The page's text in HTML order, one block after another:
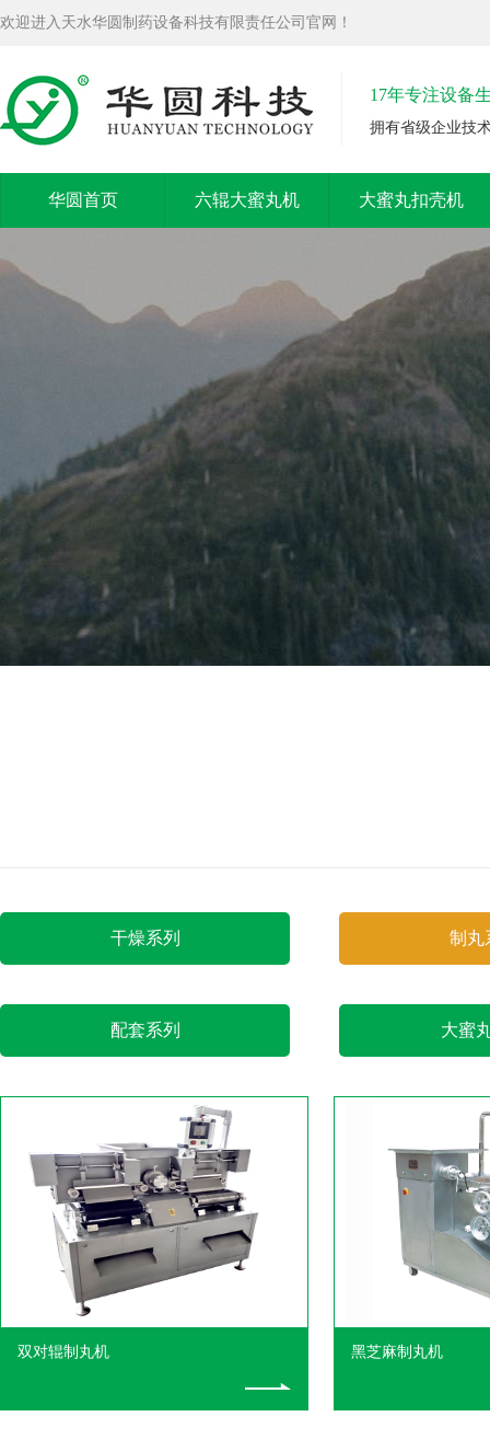
欢迎进入天水华圆制药设备科技有限责任公司官网！
17年专注设备
拥有省级企业技
华圆首页 六辊大蜜丸机 大蜜丸扣壳机
干燥系列 制丸
配套系列 大蜜
双对辊制丸机 黑芝麻制丸机